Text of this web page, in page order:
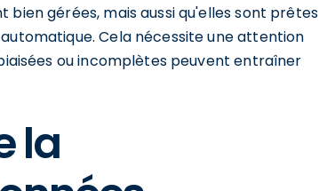
bien gérées, mais aussi qu'elles sont prêtes
Cela nécessite une attention
ou incomplètes peuvent entraîner
la